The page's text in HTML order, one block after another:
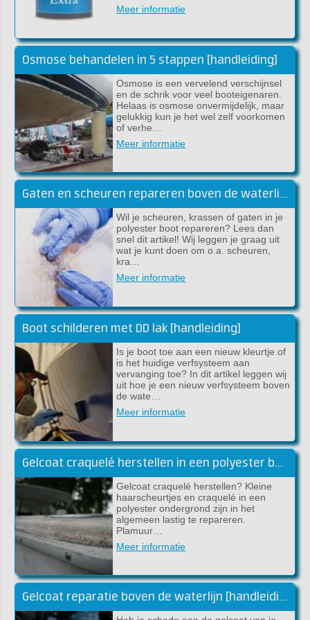
Meer informatie
Osmose behandelen in 5 stappen [handleiding]
Osmose is een vervelend verschijnsel
en de schrik voor veel booteigenaren.
Helaas is osmose onvermijdelijk, maar
gelukkig kun je het wel zelf voorkomen
of verhe…
Meer informatie
Gaten en scheuren repareren boven de waterlijn
Wil je scheuren, krassen of gaten in je
polyester boot repareren? Lees dan
snel dit artikel! Wij leggen je graag uit
wat je kunt doen om o.a. scheuren,
kra…
Meer informatie
Boot schilderen met DD lak [handleiding]
Is je boot toe aan een nieuw kleurtje of
is het huidige verfsysteem aan
vervanging toe? In dit artikel leggen wij
uit hoe je een nieuw verfsysteem boven
de wate…
Meer informatie
Gelcoat craquelé herstellen in een polyester boot
Gelcoat craquelé herstellen? Kleine
haarscheurtjes en craquelé in een
polyester ondergrond zijn in het
algemeen lastig te repareren.
Plamuur…
Meer informatie
Gelcoat reparatie boven de waterlijn [handleiding]